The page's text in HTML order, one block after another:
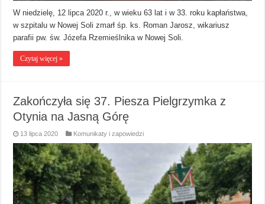
W niedzielę, 12 lipca 2020 r., w wieku 63 lat i w 33. roku kapłaństwa,
w szpitalu w Nowej Soli zmarł śp. ks. Roman Jarosz, wikariusz
parafii pw. św. Józefa Rzemieślnika w Nowej Soli.
Czytaj więcej »
Zakończyła się 37. Piesza Pielgrzymka z
Otynia na Jasną Górę
13 lipca 2020 Komunikaty i zapowiedzi